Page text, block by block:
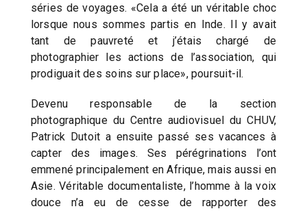
séries de voyages. «Cela a été un véritable choc
lorsque nous sommes partis en Inde. Il y avait
tant de pauvreté et j’étais chargé de
photographier les actions de l’association, qui
prodiguait des soins sur place», poursuit-il.
Devenu responsable de la section
photographique du Centre audiovisuel du CHUV,
Patrick Dutoit a ensuite passé ses vacances à
capter des images. Ses pérégrinations l’ont
emmené principalement en Afrique, mais aussi en
Asie. Véritable documentaliste, l’homme à la voix
douce n’a eu de cesse de rapporter des